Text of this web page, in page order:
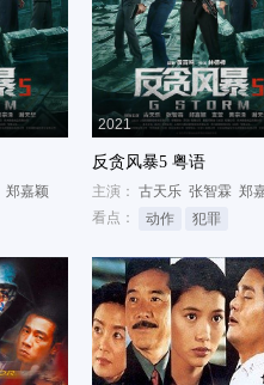
郑嘉颖
2021
反贪风暴5 粤语
主演： 古天乐 张智霖 郑
看点：
动作 犯罪